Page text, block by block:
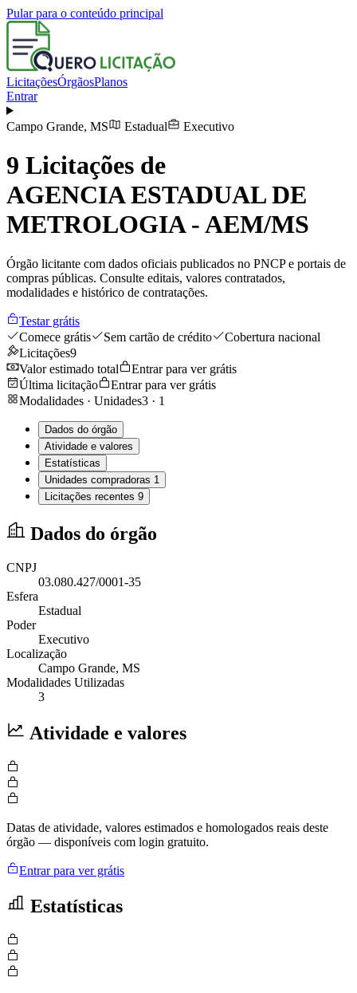
Pular para o conteúdo principal
LicitaçõesÓrgãosPlanos
Entrar
Campo Grande, MS Estadual Executivo
9 Licitações de
AGENCIA ESTADUAL DE
METROLOGIA - AEM/MS
Órgão licitante com dados oficiais publicados no PNCP e portais de
compras públicas. Consulte editais, valores contratados,
modalidades e histórico de contratações.
Testar grátis
Comece grátis
Sem cartão de crédito
Cobertura nacional
Licitações9
Valor estimado total
Entrar para ver grátis
Última licitação
Entrar para ver grátis
Modalidades · Unidades3 · 1
Dados do órgão
Atividade e valores
Estatísticas
Unidades compradoras 1
Licitações recentes 9
Dados do órgão
CNPJ
03.080.427/0001-35
Esfera
Estadual
Poder
Executivo
Localização
Campo Grande, MS
Modalidades Utilizadas
3
Atividade e valores
Datas de atividade, valores estimados e homologados reais deste
órgão — disponíveis com login gratuito.
Entrar para ver grátis
Estatísticas